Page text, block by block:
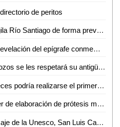
de peritos
Protección Civil Estatal vigila Río Santiago de forma preventiva
Congreso llevó a cabo la develación del epígrafe conmemorativo "2024 Bicentenario del Congreso constituyente del estado de San Luis Potosí"
Trabajadores de Villa de Pozos se les respetará su antigüedad
Elección de la mitad de jueces podría realizarse el primer trimestre de 2025: AMLO
DIF Capitalino invita al taller de elaboración de prótesis mamarias
Como Ciudad del Aprendizaje de la Unesco, San Luis Capital fomenta los "Talentos de tu Comunidad"